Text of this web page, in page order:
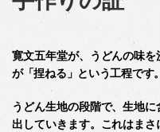
寛文五年堂が、うどんの味
が「捏ねる」という工程です。
うどん生地の段階で、生地
出していきます。これはま